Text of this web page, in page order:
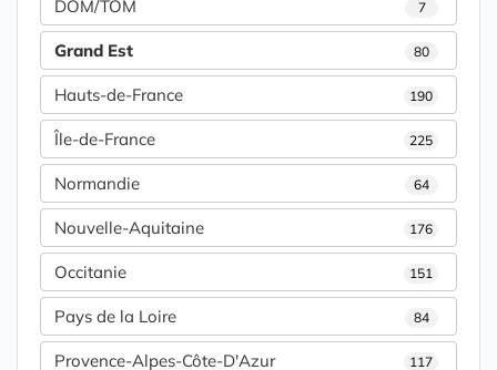
DOM/TOM 7
Grand Est 80
Hauts-de-France 190
Île-de-France 225
Normandie 64
Nouvelle-Aquitaine 176
Occitanie 151
Pays de la Loire 84
Provence-Alpes-Côte-D'Azur 117